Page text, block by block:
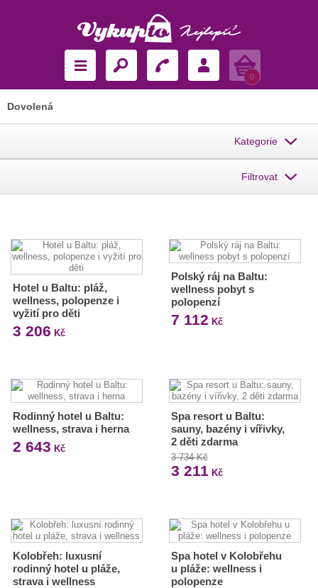
Košík
0
Dovolená
Kategorie
Filtrovat
Hotel u Baltu: pláž,
wellness, polopenze i
vyžití pro děti
3 206 Kč
Polský ráj na Baltu:
wellness pobyt s
polopenzí
7 112 Kč
Rodinný hotel u Baltu:
wellness, strava i herna
2 643 Kč
Spa resort u Baltu:
sauny, bazény i vířivky,
2 děti zdarma
3 734 Kč
3 211 Kč
Kolobřeh: luxusní
rodinný hotel u pláže,
strava i wellness
Spa hotel v Kolobřehu
u pláže: wellness i
polopenze